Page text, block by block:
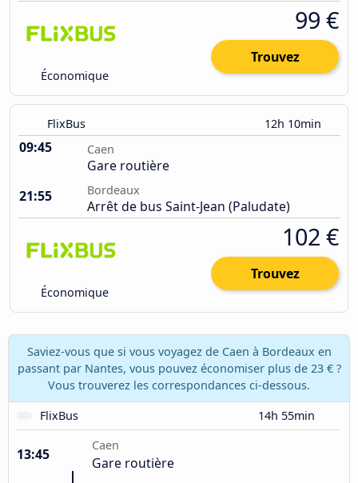
Économique
99 €
Trouvez
FlixBus 12h 10min
09:45 Caen
Gare routière
21:55
Bordeaux
Arrêt de bus Saint-Jean (Paludate)
Économique
102 €
Trouvez
Saviez-vous que si vous voyagez de Caen à Bordeaux en
passant par Nantes, vous pouvez économiser plus de 23 € ?
Vous trouverez les correspondances ci-dessous.
FlixBus
14h 55min
13:45
Caen
Gare routière